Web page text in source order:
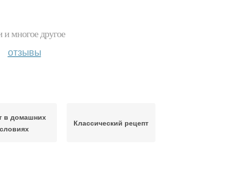
многое другое
отзывы
в домашних
Классический рецепт